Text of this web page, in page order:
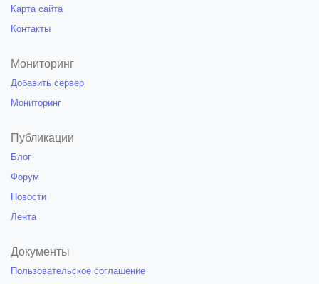
Карта сайта
Контакты
Мониторинг
Добавить сервер
Мониторинг
Публикации
Блог
Форум
Новости
Лента
Документы
Пользовательское соглашение